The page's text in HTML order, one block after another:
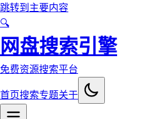
跳转到主要内容
🔍
网盘搜索引擎
免费资源搜索平台
首页搜索专题关于